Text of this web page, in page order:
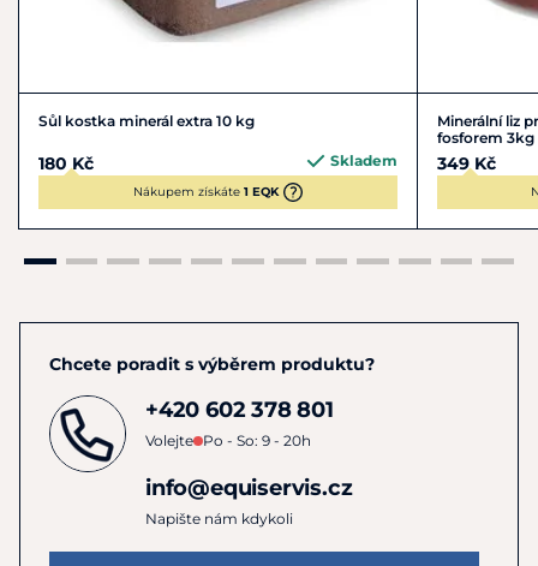
Sůl kostka minerál extra 10 kg
180 Kč Skladem
Nákupem získáte 1 EQK
Minerální liz
fosforem 3kg
349 Kč
Chcete poradit s výběrem produktu?
+420 602 378 801
Volejte Po - So: 9 - 20h
info@equiservis.cz
Napište nám kdykoli